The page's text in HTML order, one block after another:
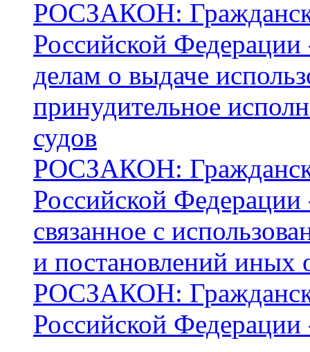
РОСЗАКОН:
Российской Федерации
делам о выдаче
принудительное
судов
РОСЗАКОН:
Российской Федерации
связанное с
и постановлений иных
РОСЗАКОН:
Российской Федерации